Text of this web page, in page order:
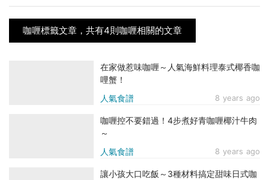
咖喱標籤文章，共有4則咖喱相關的文章
人氣食譜 8 years ago
在家做惹味咖喱～人氣海鮮料理泰式椰香咖
哩蟹！
人氣食譜 8 years ago
咖喱控不要錯過！4步煮好青咖喱椰汁牛肉
～
讓小孩大口吃飯～3種材料搞定甜味日式咖